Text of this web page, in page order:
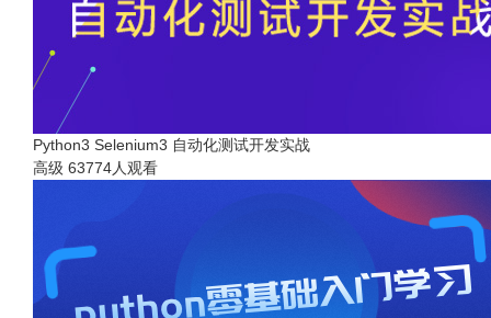
Python3 Selenium3 自动化测试开发实战
高级 63774人观看